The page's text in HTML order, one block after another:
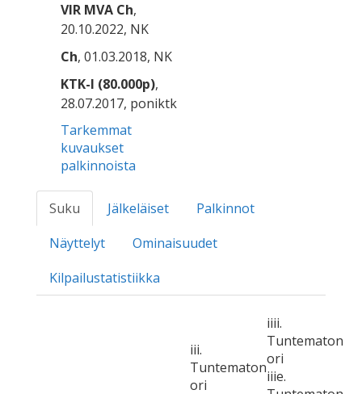
VIR MVA Ch,
20.10.2022, NK
Ch, 01.03.2018, NK
KTK-I (80.000p),
28.07.2017, poniktk
Tarkemmat
kuvaukset
palkinnoista
Suku Jälkeläiset
Palkinnot
Näyttelyt
Ominaisuudet
Kilpailustatistiikka
iii.
Tuntematon
ori
iiii.
Tuntematon
ori
iiie.